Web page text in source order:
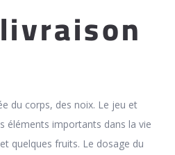
du corps, des noix. Le jeu et
éléments importants dans la vie
quelques fruits. Le dosage du